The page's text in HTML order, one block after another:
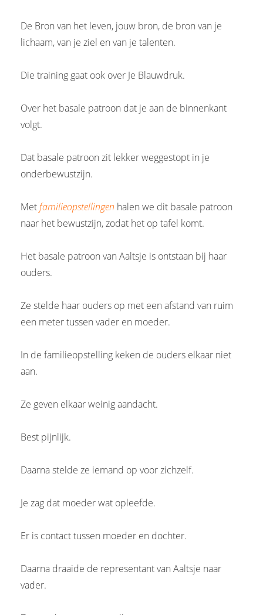
De Bron van het leven, jouw bron, de bron van je
lichaam, van je ziel en van je talenten.
Die training gaat ook over Je Blauwdruk.
Over het basale patroon dat je aan de binnenkant
volgt.
Dat basale patroon zit lekker weggestopt in je
onderbewustzijn.
Met familieopstellingen halen we dit basale patroon
naar het bewustzijn, zodat het op tafel komt.
Het basale patroon van Aaltsje is ontstaan bij haar
ouders.
Ze stelde haar ouders op met een afstand van ruim
een meter tussen vader en moeder.
In de familieopstelling keken de ouders elkaar niet
aan.
Ze geven elkaar weinig aandacht.
Best pijnlijk.
Daarna stelde ze iemand op voor zichzelf.
Je zag dat moeder wat opleefde.
Er is contact tussen moeder en dochter.
Daarna draaide de representant van Aaltsje naar
vader.